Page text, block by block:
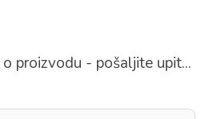
proizvodu - pošaljite upit...